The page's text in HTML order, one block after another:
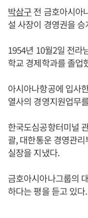
박삼구전 금호아시아
설 사장이 경영권을
1954년 10월2일 전라
학교 경제학과를 졸업
아시아나항공에 입사
열사의 경영지원업무
한국도심공항터미널
괄, 대한통운 경영관
실장을 지냈다.
금호아시아나그룹의
하다는 평을 듣고 있다.